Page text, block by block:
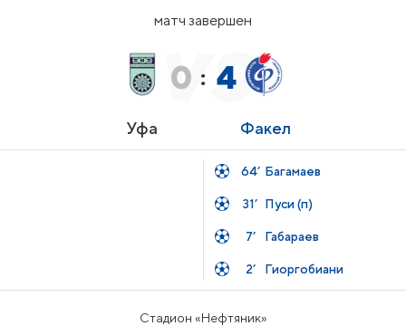
матч завершен
Уфа
0 : 4
Факел
64’ Багамаев
31’ Пуси (п)
7’ Габараев
2’ Гиоргобиани
Стадион «Нефтяник»